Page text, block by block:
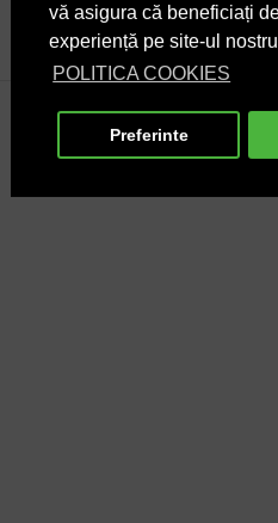
vă asigura că beneficiați
experiență pe site-ul nostru
POLITICA COOKIES
Preferinte